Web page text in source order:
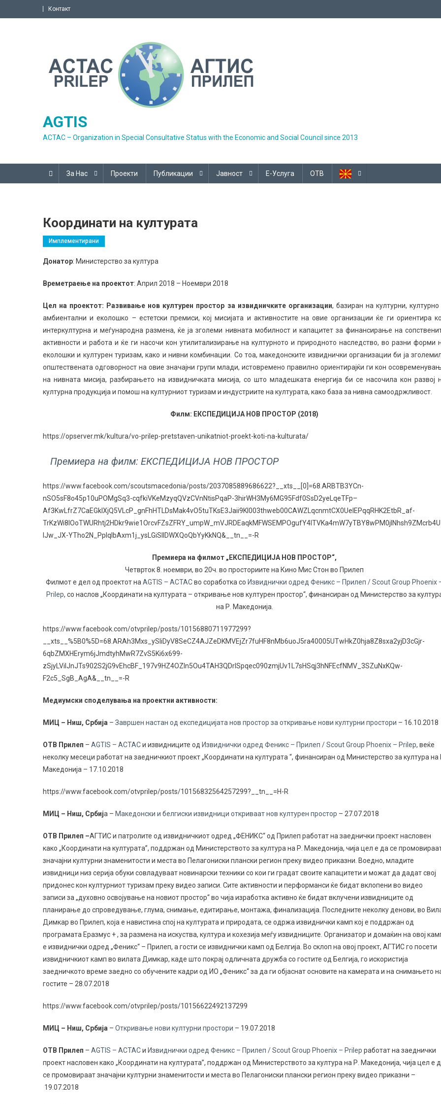
to
Контакт
AGTIS
ACTAC – Organization in Special Consultative Status with the Economic and Social Council since 2013
За Нас Проекти Публикации Јавност Е-Услуга ОТВ
Координати на културата
Имплементирани
Донатор: Министерство за култура
Времетраење на проектот: Април 2018 – Ноември 2018
Цел на проектот: Развивање нов културен простор за извидничките организации, базиран на културни,
амбиентални и еколошко – естетски премиси, кој мисијата и активностите на овие организации ќе ги ориентира
интеркултурна и меѓународна размена, ќе ја зголеми нивната мобилност и капацитет за финансирање на
активности и работа и ќе ги насочи кон утилитализирање на културното и природното наследство, во разни форми
еколошки и културен туризам, како и нивни комбинации. Со тоа, македонските извиднички организации би ја
општествената одговорност на овие значајни групи млади, истовремено правилно ориентирајќи ги кон
на нивната мисија, разбирањето на извидничката мисија, со што младешката енергија би се насочила кон развој
културна продукција и помош на културниот туризам и индустриите на културата, како база за нивна самоодржливост.
Филм: ЕКСПЕДИЦИЈА НОВ ПРОСТОР (2018)
https://opserver.mk/kultura/vo-prilep-pretstaven-unikatniot-proekt-koti-na-kulturata/
Премиера на филм: ЕКСПЕДИЦИЈА НОВ ПРОСТОР
https://www.facebook.com/scoutsmacedonia/posts/2037085889686622?__xts__[0]=68.ARBTB3YCn-
nSO5sF8o45p10uPOMgSq3-cqfkiVKeMzyqQVzCVnNtisPqaP-3hirWH3My6MG95Fdf0SsD2yeLqeTFp–
Af3KwLfrZ7CaEGkIXjQ5VLcP_gnFhHTLDsMak4vO5tuTKsE3Jaii9KI003thweb00CAWZLqcnmtCX0UelEPqqRHK2EtbR_af-
lJw_JX-YTho2N_PplqIbAxm1j_ysLGiSIlDWXQoQbYyKkNQ&__tn__=-R
Премиера на филмот „ЕКСПЕДИЦИЈА НОВ ПРОСТОР“,
Четврток 8. ноември, во 20ч. во просториите на Кино Мис Стон во Прилеп
Филмот е дел од проектот на AGTIS – ACTACво соработка со Извиднички одред Феникс – Прилеп / Scout Group Phoenix
Prilep, со наслов „Координати на културата – откривање нов културен простор“, финансиран од Министерство за
на Р. Mакедонија.
https://www.facebook.com/otvprilep/posts/10156880711977299?
__xts__%5B0%5D=68.ARAh3Mxs_ySliDyV8SeCZ4AJZeDKMVEjZr7fuHF8nMb6uoJ5ra40005UTwHkZ0hja8Z8sxa2yjD3cGjr-
6qbZMXHErym6jJmdtyhMwR7ZvS5Ki6x699-
zSjyLVilJnJTs902S2jG9vEhcBF_197v9HZ4OZIn5Ou4TAH3QDrISpqec090zmjUv1L7sHSqj3hNFEcfNMV_3SZuNxKQw-
F2c5_SgB_AgA&__tn__=-R
Медиумски споделувања на проектни активности:
МИЦ – Ниш, Србија – Завршен настан од експедицијата нов простор за откривање нови културни простори – 16.10.2018
OТВ Прилеп – AGTIS – ACTACи извидниците од Извиднички одред Феникс – Прилеп / Scout Group Phoenix – Prilep, веќе
неколку месеци работат на заедничкиот проект „Координати на културата “, финансиран од Министерство за култура на
Македонија – 17.10.2018
https://www.facebook.com/otvprilep/posts/10156832564257299?__tn__=H-R
МИЦ – Ниш, Србија – Македонски и белгиски извидници откриваат нов културен простор – 27.07.2018
OТВ Прилеп –АГТИС и патролите од извидничкиот одред „ФЕНИКС“ од Прилеп работат на заеднички проект насловен
како „Координати на културата”, поддржан од Министерството за култура на Р. Македонија, чија цел е да се
значајни културни знаменитости и места во Пелагониски плански регион преку видео приказни. Воедно, младите
извидници низ серија обуки совладуваат новинарски техники со кои ги градат своите капацитети и можат да дадат свој
придонес кон културниот туризам преку видео записи. Сите активности и перформанси ќе бидат вклопени во видео
записи за „духовно освојување на новиот простор“ во чија изработка активно ќе бидат вклучени извидниците од
планирање до спроведување, глума, снимање, едитирање, монтажа, финализација. Последните неколку денови, во
Димкар во Прилеп, која е навистина спој на културата и природата, се одржа извиднички камп кој е поддржан од
програмата Еразмус + , за размена на искуства, култура и кохезија меѓу извидниците. Организатор и домаќин на овој
е извиднички одред „Феникс“ – Прилеп, а гости се извиднички камп од Белгија. Во склоп на овој проект, АГТИС го посети
извидничкиот камп во вилата Димкар, каде што покрај одличната дружба со гостите од Белгија, го искористија
заедничкото време заедно со обучените кадри од ИО „Феникс“ за да ги објаснат основите на камерата и на снимањето
гостите – 28.07.2018
https://www.facebook.com/otvprilep/posts/10156622492137299
МИЦ – Ниш, Србија – Откривање нови културни простори – 19.07.2018
ОТВ Прилеп – AGTIS – ACTACи Извиднички одред Феникс – Прилеп / Scout Group Phoenix – Prilep работат на заеднички
проект насловен како „Координати на културата”, поддржан од Министерството за култура на Р. Македонија, чија цел е
се промовираат значајни културни знаменитости и места во Пелагониски плански регион преку видео приказни –
19.07.2018